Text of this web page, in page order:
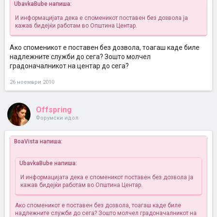
UbavkaBube напиша:
И информацијата дека е споменикот поставен без дозвола ја
кажав бидејќи работам во Општина Центар.
Ако споменикот е поставен без дозвола, тоагаш каде биле
надлежните служби до сега? Зошто молчел
градоначалникот на центар до сега?
26 ноември 2010
Offspring
Форумски идол
BoaVista напиша:
UbavkaBube напиша:
И информацијата дека е споменикот поставен без дозвола ја
кажав бидејќи работам во Општина Центар.
Ако споменикот е поставен без дозвола, тоагаш каде биле
надлежните служби до сега? Зошто молчел градоначалникот на